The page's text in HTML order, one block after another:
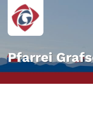
Zum Inhalt springen
Pfarrei